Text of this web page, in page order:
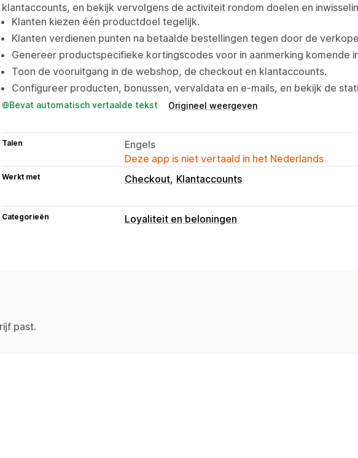
klantaccounts, en bekijk vervolgens de activiteit rondom doelen en
Klanten kiezen één productdoel tegelijk.
Klanten verdienen punten na betaalde bestellingen tegen door de
Genereer productspecifieke kortingscodes voor in aanmerking komende
Toon de vooruitgang in de webshop, de checkout en klantaccounts.
Configureer producten, bonussen, vervaldata en e-mails, en bekijk de
Bevat automatisch vertaalde tekst Origineel weergeven
Talen
Engels
Deze app is niet vertaald in het Nederlands
Werkt met Checkout Klantaccounts
Categorieën Loyaliteit en beloningen
past.